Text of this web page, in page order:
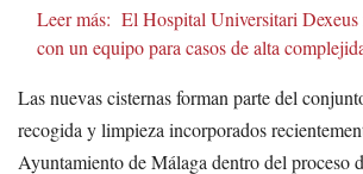
Leer más: El Hospital Universitari Dexeus
con un equipo para casos de alta
Las nuevas cisternas forman parte del
recogida y limpieza incorporados
Ayuntamiento de Málaga dentro del proceso